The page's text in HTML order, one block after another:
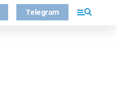
Telegram